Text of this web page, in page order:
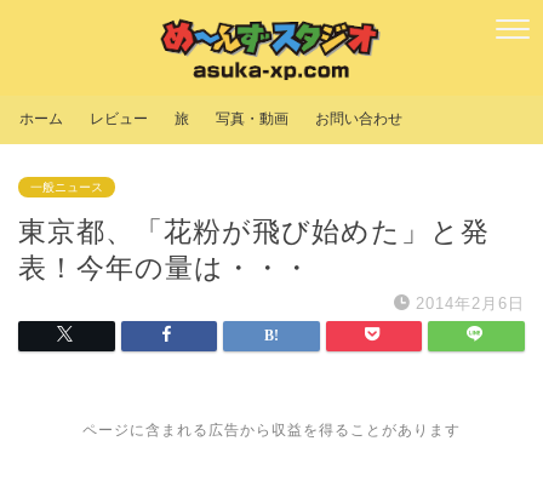
ホーム レビュー 旅 写真・動画 お問い合わせ
一般ニュース
東京都、「花粉が飛び始めた」と発
表！今年の量は・・・
2014年2月6日
ページに含まれる広告から収益を得ることがあります